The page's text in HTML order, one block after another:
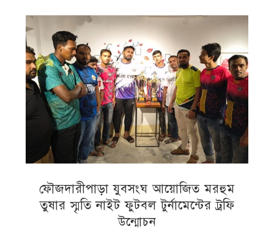
ফৌজদারীপাড়া যুবসংঘ আয়োজিত মরহুম
তুষার স্মৃতি নাইট ফুটবল টুর্নামেন্টের ট্রফি
উন্মোচন